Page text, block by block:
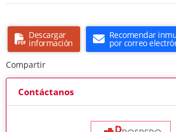
Descargar
información
Recomendar
por correo
Compartir
Contáctanos